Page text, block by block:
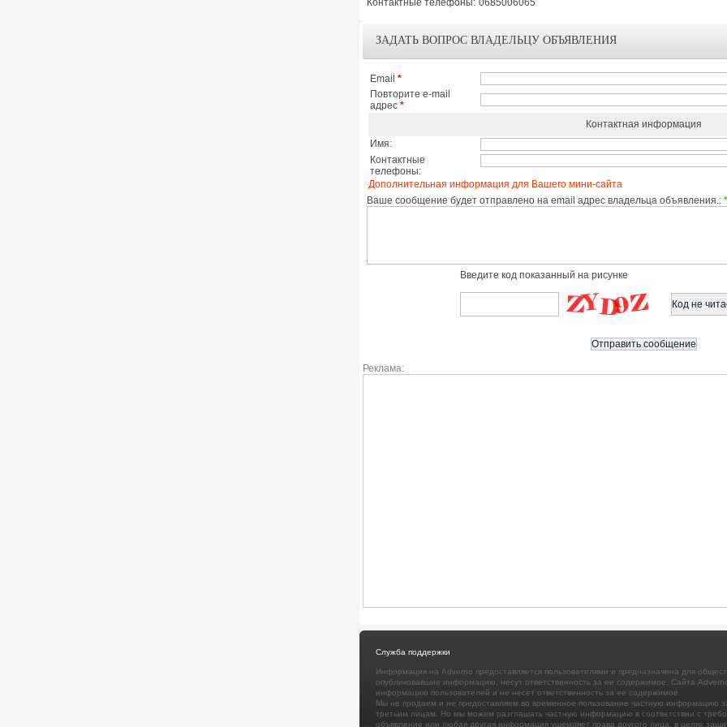
Контактные телефоны: 0685006065
ЗАДАТЬ ВОПРОС ВЛАДЕЛЬЦУ ОБЪЯВЛЕНИЯ
Email *
Повторите e-mail
адрес *
Контактная информация
Имя:
Контактные
телефоны:
Дополнительная информация для Вашего мини-сайта
Ваше сообщение будет отправлено на email адрес владельца объявления.: *
Введите код показанный на рисунке
Реклама:
Служба поддержки
Информация на Adverno предоставляется пользователями и предназначена для
опубликовавшие информацию, несут ответственность за ее содержимое. Сайта
информацию пользователей и не несет ответственность за ее содержимое.
Мы не продаем и не предоставляем во временное пользование частную информацию
третьим лицам. Но мы можем разглашать частную информацию в соответствии с
объявление или любая другая информация ущемляет права другого лица, в целях